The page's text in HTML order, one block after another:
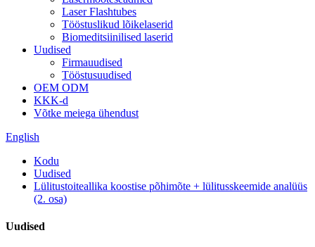
Laser Flashtubes
Tööstuslikud lõikelaserid
Biomeditsiinilised laserid
Uudised
Firmauudised
Tööstusuudised
OEM ODM
KKK-d
Võtke meiega ühendust
English
Kodu
Uudised
Lülitustoiteallika koostise põhimõte + lülitusskeemide analüüs
(2. osa)
Uudised